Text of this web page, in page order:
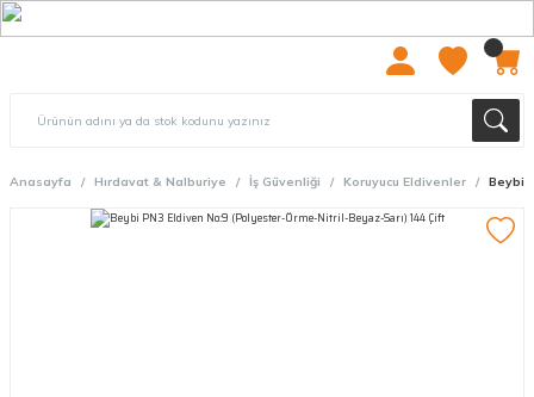
Anasayfa Hırdavat & Nalburiye İş Güvenliği Koruyucu Eldivenler Beybi